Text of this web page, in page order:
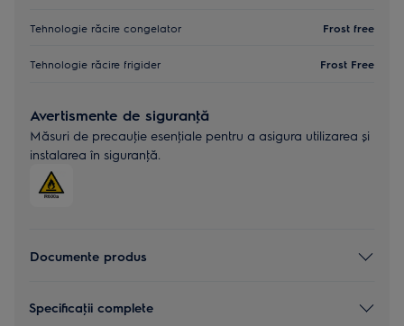
Tehnologie răcire congelator Frost free
Tehnologie răcire frigider Frost Free
Avertismente de siguranţă
Măsuri de precauţie esenţiale pentru a asigura utilizarea și
instalarea în siguranţă.
Documente produs
Specificaţii complete